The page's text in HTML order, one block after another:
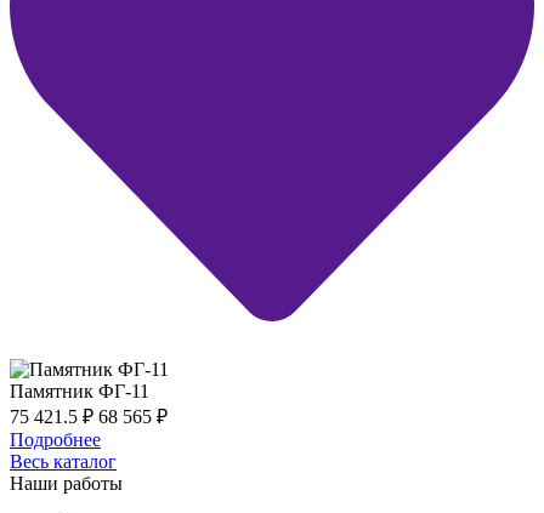
Памятник ФГ-11
75 421.5 ₽ 68 565 ₽
Подробнее
Весь каталог
Наши работы